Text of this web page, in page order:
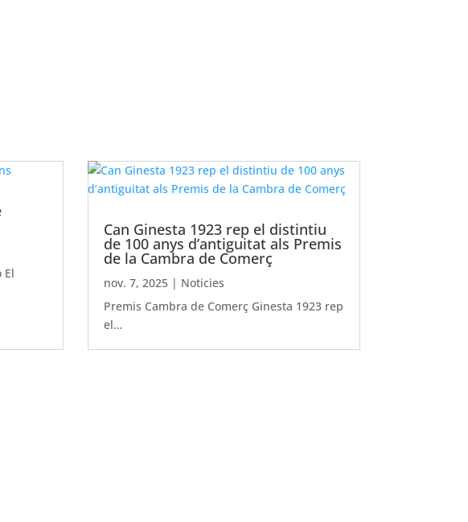
El
Can Ginesta 1923 rep el distintiu
de 100 anys d’antiguitat als Premis
de la Cambra de Comerç
nov. 7, 2025 | Noticies
Premis Cambra de Comerç Ginesta 1923 rep
el…